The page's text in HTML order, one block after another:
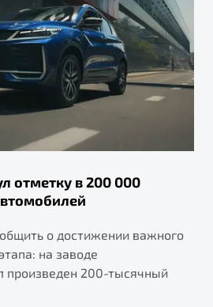
отметку в 200 000
о достижении важного
на заводе
200-тысячный